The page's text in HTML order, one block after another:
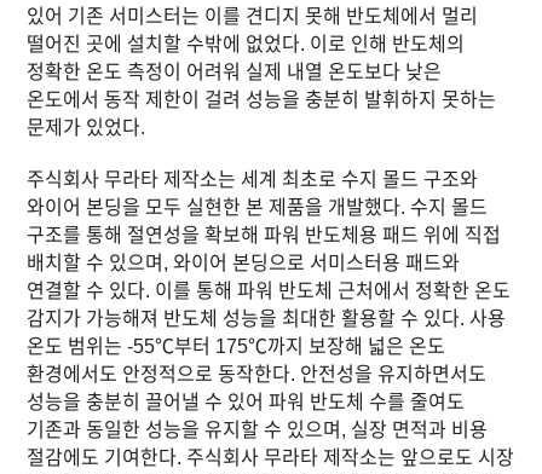
있어 기존 서미스터는 이를 견디지 못해 반도체에서 멀리
떨어진 곳에 설치할 수밖에 없었다. 이로 인해 반도체의
정확한 온도 측정이 어려워 실제 내열 온도보다 낮은
온도에서 동작 제한이 걸려 성능을 충분히 발휘하지 못하는
문제가 있었다.
주식회사 무라타 제작소는 세계 최초로 수지 몰드 구조와
와이어 본딩을 모두 실현한 본 제품을 개발했다. 수지 몰드
구조를 통해 절연성을 확보해 파워 반도체용 패드 위에 직접
배치할 수 있으며, 와이어 본딩으로 서미스터용 패드와
연결할 수 있다. 이를 통해 파워 반도체 근처에서 정확한 온도
감지가 가능해져 반도체 성능을 최대한 활용할 수 있다. 사용
온도 범위는 -55℃부터 175℃까지 보장해 넓은 온도
환경에서도 안정적으로 동작한다. 안전성을 유지하면서도
성능을 충분히 끌어낼 수 있어 파워 반도체 수를 줄여도
기존과 동일한 성능을 유지할 수 있으며, 실장 면적과 비용
절감에도 기여한다. 주식회사 무라타 제작소는 앞으로도 시장